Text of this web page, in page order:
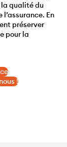
la qualité du
En
préserver
pour la
!